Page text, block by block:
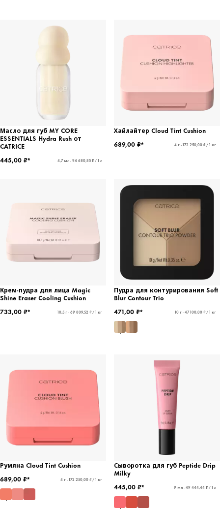
Масло для губ MY CORE
ESSENTIALS Hydra Rush от
CATRICE
445,00 ₽*
4,7 мл - 94 680,85 ₽ / 1 л
Хайлайтер Cloud Tint Cushion
689,00 ₽*
4 г - 172 250,00 ₽ / 1 кг
Крем-пудра для лица Magic
Shine Eraser Cooling Cushion
733,00 ₽*
10,5 г - 69 809,52 ₽ / 1 кг
Пудра для контурирования Soft
Blur Contour Trio
471,00 ₽*
10 г - 47 100,00 ₽ / 1 кг
Румяна Cloud Tint Cushion
689,00 ₽*
4 г - 172 250,00 ₽ / 1 кг
Сыворотка для губ Peptide Drip
Milky
445,00 ₽*
9 мл - 49 444,44 ₽ / 1 л